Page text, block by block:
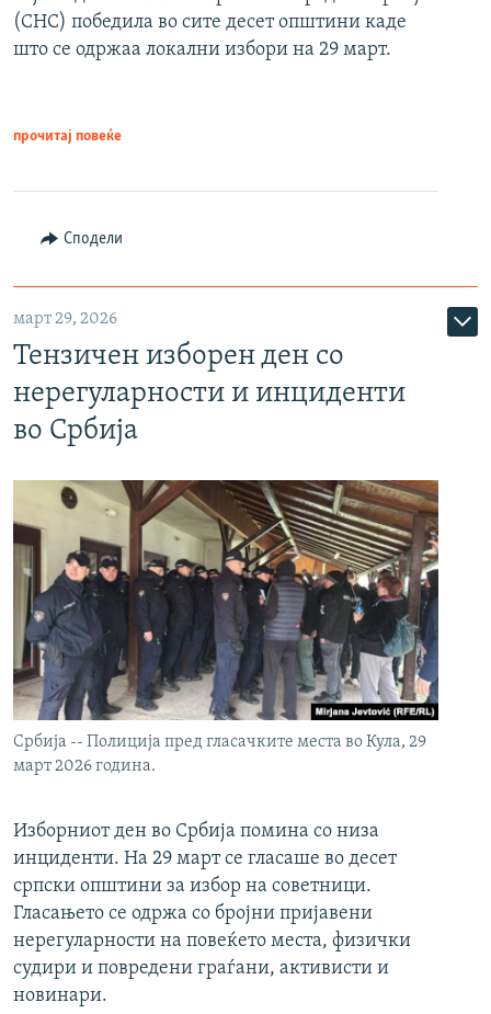
(СНС) победила во сите десет општини каде
што се одржаа локални избори на 29 март.
прочитај повеќе
Сподели
март 29, 2026
Тензичен изборен ден со
нерегуларности и инциденти
во Србија
Србија -- Полиција пред гласачките места во Кула, 29
март 2026 година.
Изборниот ден во Србија помина со низа
инциденти. На 29 март се гласаше во десет
српски општини за избор на советници.
Гласањето се одржа со бројни пријавени
нерегуларности на повеќето места, физички
судири и повредени граѓани, активисти и
новинари.